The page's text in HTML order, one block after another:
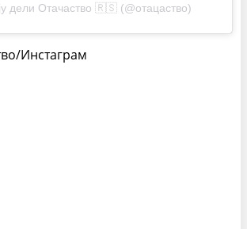
дели Отачаство 🇷🇸 (@отацаство)
Инстаграм